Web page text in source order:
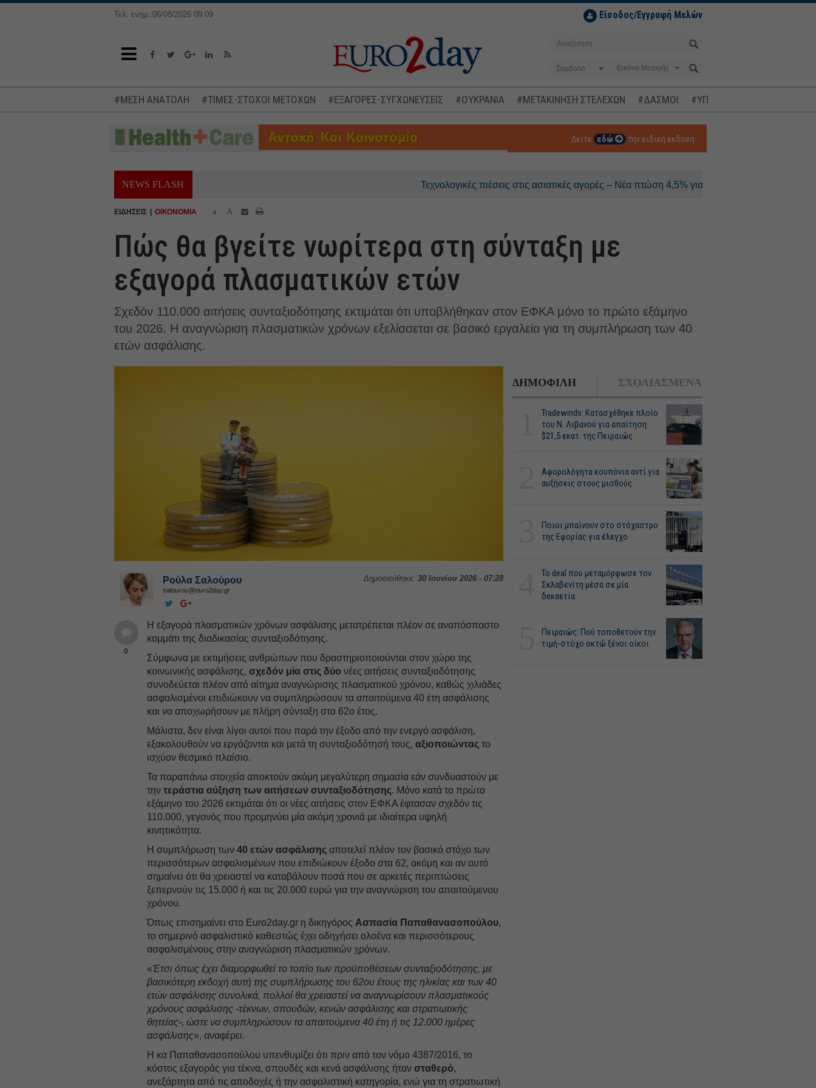
Τελ. ενημ.:06/08/2026 09:09 Είσοδος/Εγγραφή Μελών
Σύμβολο
#ΜΕΣΗ ΑΝΑΤΟΛΗ #ΤΙΜΕΣ-ΣΤΟΧΟΙ ΜΕΤΟΧΩΝ #ΕΞΑΓΟΡΕΣ-ΣΥΓΧΩΝΕΥΣΕΙΣ #ΟΥΚΡΑΝΙΑ #ΜΕΤΑΚΙΝΗΣΗ ΣΤΕΛΕΧΩΝ #ΔΑΣΜΟΙ #ΥΠΟΚΛΟΠΕΣ
Δείτε εδώ την ειδική έκδοση
NEWS FLASH Τεχνολογικές πιέσεις στις ασιατικές αγορές – Νέα πτώση 4,5% για τον Kospi
ΕΙΔΗΣΕΙΣ ΟΙΚΟΝΟΜΙΑ a A
Πώς θα βγείτε νωρίτερα στη σύνταξη με
εξαγορά πλασματικών ετών
Σχεδόν 110.000 αιτήσεις συνταξιοδότησης εκτιμάται ότι υποβλήθηκαν στον ΕΦΚΑ μόνο το πρώτο εξάμηνο
του 2026. Η αναγνώριση πλασματικών χρόνων εξελίσσεται σε βασικό εργαλείο για τη συμπλήρωση των 40
ετών ασφάλισης.
Δημοσιεύθηκε: 30 Ιουνίου 2026 - 07:28
Ρούλα Σαλούρου
salourou@euro2day.gr
0
Η εξαγορά πλασματικών χρόνων ασφάλισης μετατρέπεται πλέον σε αναπόσπαστο
κομμάτι της διαδικασίας συνταξιοδότησης.
Σύμφωνα με εκτιμήσεις ανθρώπων που δραστηριοποιούνται στον χώρο της
κοινωνικής ασφάλισης,σχεδόν μία στις δύο νέες αιτήσεις συνταξιοδότησης
συνοδεύεται πλέον από αίτημα αναγνώρισης πλασματικού χρόνου, καθώς χιλιάδες
ασφαλισμένοι επιδιώκουν να συμπληρώσουν τα απαιτούμενα 40 έτη ασφάλισης
και να αποχωρήσουν με πλήρη σύνταξη στο 62ο έτος.
Μάλιστα, δεν είναι λίγοι αυτοί που παρά την έξοδο από την ενεργό ασφάλιση,
εξακολουθούν να εργάζονται και μετά τη συνταξιοδότησή τους,αξιοποιώντας το
ισχύον θεσμικό πλαίσιο.
Τα παραπάνω στοιχεία αποκτούν ακόμη μεγαλύτερη σημασία εάν συνδυαστούν με
τηντεράστια αύξηση των αιτήσεων συνταξιοδότησης. Μόνο κατά το πρώτο
εξάμηνο του 2026 εκτιμάται ότι οι νέες αιτήσεις στον ΕΦΚΑ έφτασαν σχεδόν τις
110.000, γεγονός που προμηνύει μία ακόμη χρονιά με ιδιαίτερα υψηλή
κινητικότητα.
Η συμπλήρωση των40 ετών ασφάλισης αποτελεί πλέον τον βασικό στόχο των
περισσότερων ασφαλισμένων που επιδιώκουν έξοδο στα 62, ακόμη και αν αυτό
σημαίνει ότι θα χρειαστεί να καταβάλουν ποσά που σε αρκετές περιπτώσεις
ξεπερνούν τις 15.000 ή και τις 20.000 ευρώ για την αναγνώριση του απαιτούμενου
χρόνου.
Όπως επισημαίνει στο Euro2day.gr η δικηγόρος Ασπασία Παπαθανασοπούλου,
το σημερινό ασφαλιστικό καθεστώς έχει οδηγήσει ολοένα και περισσότερους
ασφαλισμένους στην αναγνώριση πλασματικών χρόνων.
«Έτσι όπως έχει διαμορφωθεί το τοπίο των προϋποθέσεων συνταξιοδότησης, με
βασικότερη εκδοχή αυτή της συμπλήρωσης του 62ου έτους της ηλικίας και των 40
ετών ασφάλισης συνολικά, πολλοί θα χρειαστεί να αναγνωρίσουν πλασματικούς
χρόνους ασφάλισης -τέκνων, σπουδών, κενών ασφάλισης και στρατιωτικής
θητείας-, ώστε να συμπληρώσουν τα απαιτούμενα 40 έτη ή τις 12.000 ημέρες
ασφάλισης», αναφέρει.
Η κα Παπαθανασοπούλου υπενθυμίζει ότι πριν από τον νόμο 4387/2016, το
κόστος εξαγοράς για τέκνα, σπουδές και κενά ασφάλισης ήτανσταθερό,
ανεξάρτητα από τις αποδοχές ή την ασφαλιστική κατηγορία, ενώ για τη στρατιωτική
ΔΗΜΟΦΙΛΗ ΣΧΟΛΙΑΣΜΕΝΑ
Tradewinds: Κατασχέθηκε πλοίο
του Ν. Λιβανού για απαίτηση
$21,5 εκατ. της Πειραιώς
Αφορολόγητα κουπόνια αντί για
αυξήσεις στους μισθούς
Ποιοι μπαίνουν στο στόχαστρο
της Εφορίας για έλεγχο
Το deal που μεταμόρφωσε τον
Σκλαβενίτη μέσα σε μία
δεκαετία
Πειραιώς: Πού τοποθετούν την
τιμή-στόχο οκτώ ξένοι οίκοι